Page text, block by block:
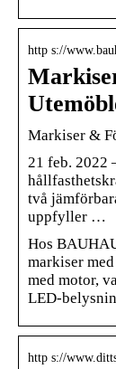
http s://
Markiser &
21 feb. 2022
två
uppfyller …
Hos
markiser
med motor,
LED-
http s://